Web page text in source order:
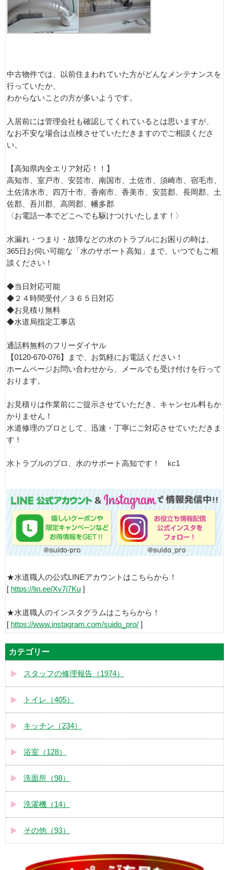
中古物件では、以前住まわれていた方がどんなメンテナンスを
行っていたか、
わからないことの方が多いようです。
入居前には管理会社も確認してくれているとは思いますが、
なお不安な場合は点検させていただきますのでご相談くださ
い。
【高知県内全エリア対応！！】
高知市、室戸市、安芸市、南国市、土佐市、須崎市、宿毛市、
土佐清水市、四万十市、香南市、香美市、安芸郡、長岡郡、土
佐郡、吾川郡、高岡郡、幡多郡
〈お電話一本でどこへでも駆けつけいたします！〉
水漏れ・つまり・故障などの水のトラブルにお困りの時は、
365日お伺い可能な「水のサポート高知」まで、いつでもご相
談ください！
◆当日対応可能
◆２４時間受付／３６５日対応
◆お見積り無料
◆水道局指定工事店
通話料無料のフリーダイヤル
【0120-670-076】まで、お気軽にお電話ください！
ホームページお問い合わせから、メールでも受け付けを行って
おります。
お見積りは作業前にご提示させていただき、キャンセル料もか
かりません！
水道修理のプロとして、迅速・丁寧にご対応させていただきま
す！
水トラブルのプロ、水のサポート高知です！ kc1
★水道職人の公式LINEアカウントはこちらから！
[ https://lin.ee/Xv7j7Ku ]
★水道職人のインスタグラムはこちらから！
[ https://www.instagram.com/suido_pro/ ]
カテゴリー
スタッフの修理報告（1974）
トイレ（405）
キッチン（234）
浴室（128）
洗面所（98）
洗濯機（14）
その他（93）